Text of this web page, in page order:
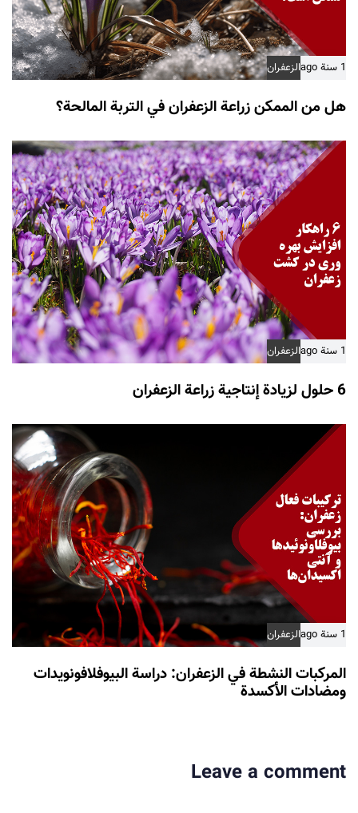
1 سنة ago الزعفران
هل من الممكن زراعة الزعفران في التربة المالحة؟
1 سنة ago الزعفران
6 حلول لزيادة إنتاجية زراعة الزعفران
1 سنة ago الزعفران
المركبات النشطة في الزعفران: دراسة البيوفلافونويدات
ومضادات الأكسدة
Leave a comment